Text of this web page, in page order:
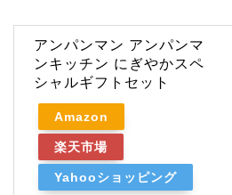
アンパンマン アンパンマ
ンキッチン にぎやかスペ
シャルギフトセット
Amazon
楽天市場
Yahooショッピング